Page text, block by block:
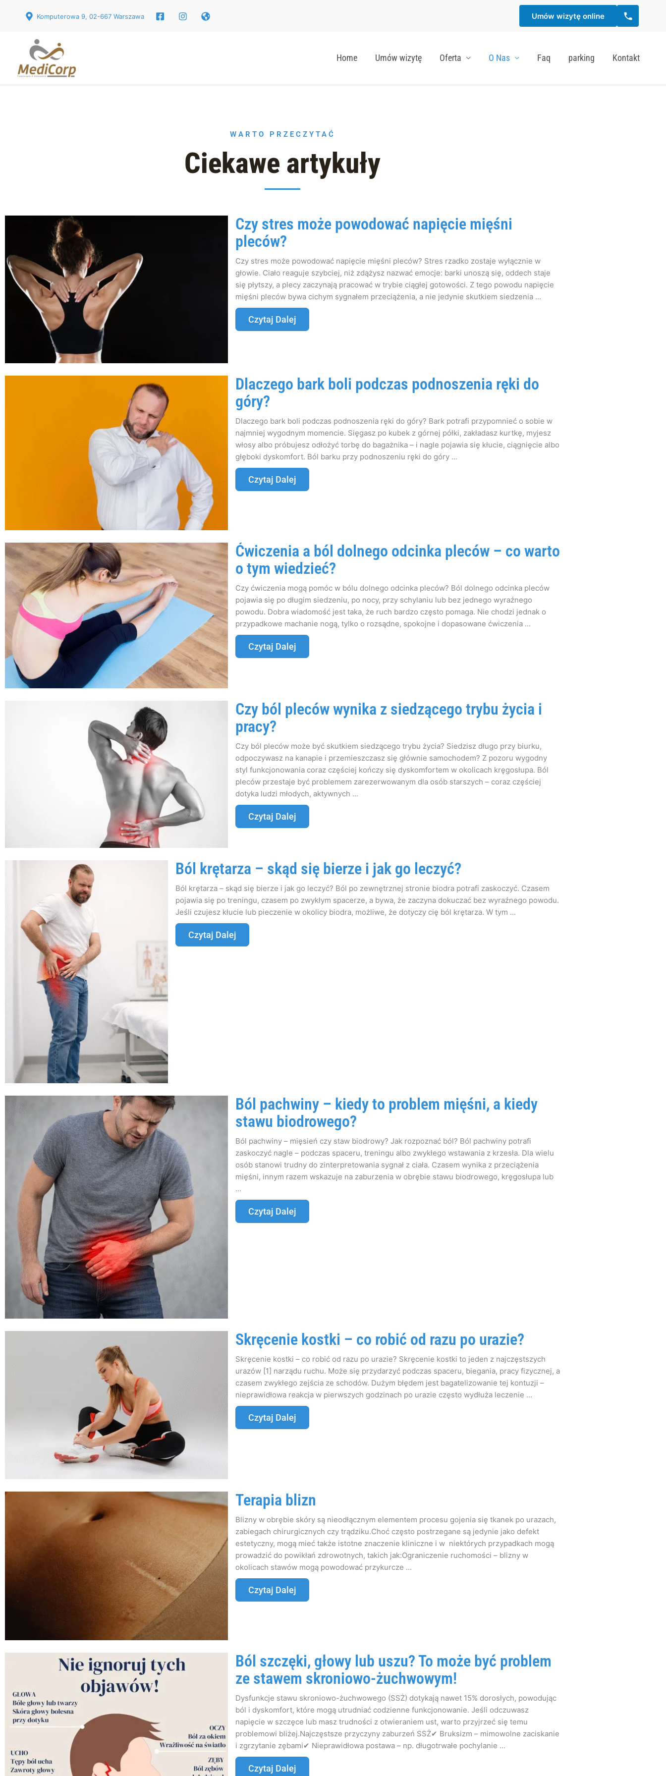
Komputerowa 9, 02-667 Warszawa Umów wizytę online
Home Umów wizytę Oferta O Nas Faq parking Kontakt
WARTO PRZECZYTAĆ
Ciekawe artykuły
Czy stres może powodować napięcie mięśni
pleców?
Czy stres może powodować napięcie mięśni pleców? Stres rzadko zostaje wyłącznie w
głowie. Ciało reaguje szybciej, niż zdążysz nazwać emocje: barki unoszą się, oddech staje
się płytszy, a plecy zaczynają pracować w trybie ciągłej gotowości. Z tego powodu napięcie
mięśni pleców bywa cichym sygnałem przeciążenia, a nie jedynie skutkiem siedzenia ...
Czytaj Dalej
Dlaczego bark boli podczas podnoszenia ręki do
góry?
Dlaczego bark boli podczas podnoszenia ręki do góry? Bark potrafi przypomnieć o sobie w
najmniej wygodnym momencie. Sięgasz po kubek z górnej półki, zakładasz kurtkę, myjesz
włosy albo próbujesz odłożyć torbę do bagażnika – i nagle pojawia się kłucie, ciągnięcie albo
głęboki dyskomfort. Ból barku przy podnoszeniu ręki do góry ...
Czytaj Dalej
Ćwiczenia a ból dolnego odcinka pleców – co warto
o tym wiedzieć?
Czy ćwiczenia mogą pomóc w bólu dolnego odcinka pleców? Ból dolnego odcinka pleców
pojawia się po długim siedzeniu, po nocy, przy schylaniu lub bez jednego wyraźnego
powodu. Dobra wiadomość jest taka, że ruch bardzo często pomaga. Nie chodzi jednak o
przypadkowe machanie nogą, tylko o rozsądne, spokojne i dopasowane ćwiczenia ...
Czytaj Dalej
Czy ból pleców wynika z siedzącego trybu życia i
pracy?
Czy ból pleców może być skutkiem siedzącego trybu życia? Siedzisz długo przy biurku,
odpoczywasz na kanapie i przemieszczasz się głównie samochodem? Z pozoru wygodny
styl funkcjonowania coraz częściej kończy się dyskomfortem w okolicach kręgosłupa. Ból
pleców przestaje być problemem zarezerwowanym dla osób starszych – coraz częściej
dotyka ludzi młodych, aktywnych ...
Czytaj Dalej
Ból krętarza – skąd się bierze i jak go leczyć?
Ból krętarza – skąd się bierze i jak go leczyć? Ból po zewnętrznej stronie biodra potrafi zaskoczyć. Czasem
pojawia się po treningu, czasem po zwykłym spacerze, a bywa, że zaczyna dokuczać bez wyraźnego powodu.
Jeśli czujesz kłucie lub pieczenie w okolicy biodra, możliwe, że dotyczy cię ból krętarza. W tym ...
Czytaj Dalej
Ból pachwiny – kiedy to problem mięśni, a kiedy
stawu biodrowego?
Ból pachwiny – mięsień czy staw biodrowy? Jak rozpoznać ból? Ból pachwiny potrafi
zaskoczyć nagle – podczas spaceru, treningu albo zwykłego wstawania z krzesła. Dla wielu
osób stanowi trudny do zinterpretowania sygnał z ciała. Czasem wynika z przeciążenia
mięśni, innym razem wskazuje na zaburzenia w obrębie stawu biodrowego, kręgosłupa lub
...
Czytaj Dalej
Skręcenie kostki – co robić od razu po urazie?
Skręcenie kostki – co robić od razu po urazie? Skręcenie kostki to jeden z najczęstszych
urazów [1] narządu ruchu. Może się przydarzyć podczas spaceru, biegania, pracy fizycznej, a
czasem zwykłego zejścia ze schodów. Dużym błędem jest bagatelizowanie tej kontuzji –
nieprawidłowa reakcja w pierwszych godzinach po urazie często wydłuża leczenie ...
Czytaj Dalej
Terapia blizn
Blizny w obrębie skóry są nieodłącznym elementem procesu gojenia się tkanek po urazach,
zabiegach chirurgicznych czy trądziku.Choć często postrzegane są jedynie jako defekt
estetyczny, mogą mieć także istotne znaczenie kliniczne i w niektórych przypadkach mogą
prowadzić do powikłań zdrowotnych, takich jak:Ograniczenie ruchomości – blizny w
okolicach stawów mogą powodować przykurcze ...
Czytaj Dalej
Ból szczęki, głowy lub uszu? To może być problem
ze stawem skroniowo-żuchwowym!
Dysfunkcje stawu skroniowo-żuchwowego (SSŻ) dotykają nawet 15% dorosłych, powodując
ból i dyskomfort, które mogą utrudniać codzienne funkcjonowanie. Jeśli odczuwasz
napięcie w szczęce lub masz trudności z otwieraniem ust, warto przyjrzeć się temu
problemowi bliżej.Najczęstsze przyczyny zaburzeń SSŻ✔ Bruksizm – mimowolne zaciskanie
i zgrzytanie zębami✔ Nieprawidłowa postawa – np. długotrwałe pochylanie ...
Czytaj Dalej